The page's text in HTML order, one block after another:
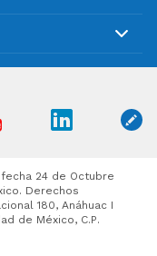
24 de Octubre
Derechos
180, Anáhuac I
de México, C.P.